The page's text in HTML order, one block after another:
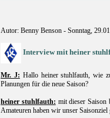
Autor: Benny Benson - Sonntag,
Interview mit heiner
Mr. J: Hallo heiner stuhlfauth, wie
Planungen für die neue Saison?
heiner stuhlfauth: mit dieser
Amateuren haben wir unser Saisonziel